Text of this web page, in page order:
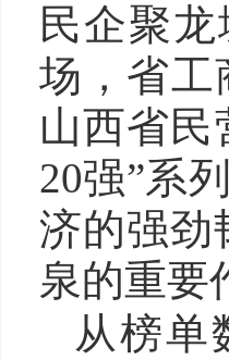
民企聚
场，省工
山西省民
20强”系
济的强劲
泉的重要
从榜单